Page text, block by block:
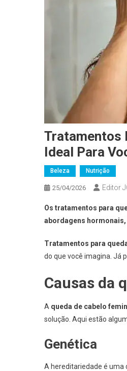
Tratamentos
Ideal Para
Beleza Nutrição
25/04/2026 Editor
Os tratamentos para
abordagens hormonais,
Tratamentos para
do que você imagina. Já
Causas da
A queda de cabelo
solução. Aqui estão
Genética
A hereditariedade é uma